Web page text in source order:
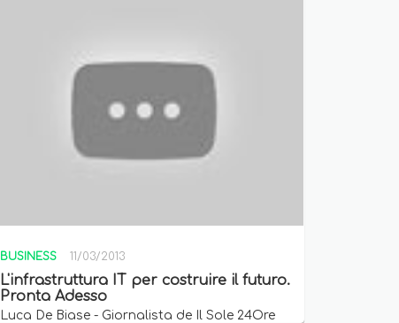
BUSINESS 11/03/2013
L'infrastruttura IT per costruire il futuro.
Pronta Adesso
Luca De Biase - Giornalista de Il Sole 24Ore